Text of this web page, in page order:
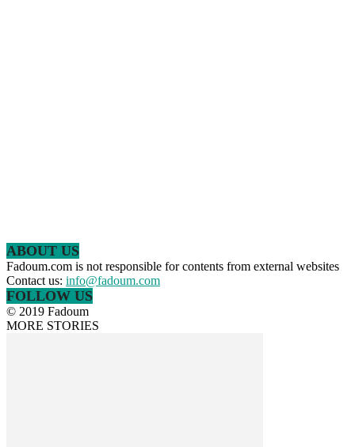
ABOUT US
Fadoum.com is not responsible for contents from external websites
Contact us: info@fadoum.com
FOLLOW US
© 2019 Fadoum
MORE STORIES